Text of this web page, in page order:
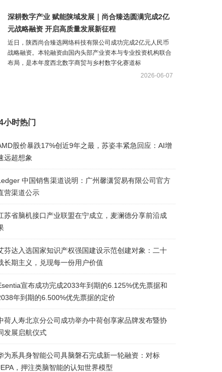
深耕数字产业 赋能陕域发展｜尚合臻选圆满完成2亿
元战略融资 开启高质量发展新征程
​近日，陕西尚合臻选网络科技有限公司成功完成2亿元人民币
战略融资。本轮融资由国内头部产业资本与专业投资机构联合
布局，是本年度西北数字商贸与乡村数字化赛道标
2026-06-07
小时热门
股价暴跌17%创近9年之最，苏姿丰紧急回应：AI增
远超想象
中国销售渠道说明：广州馨潇贸易有限公司官方
营渠道公示
苏省脑机接口产业联盟在宁成立，麦澜德分享前沿成
芬达入选国家知识产权强国建设示范创建对象：二十
长期主义，兑现每一份用户价值
宣布成功完成2033年到期的6.125%优先票据和
年到期的6.500%优先票据的定价
荷人寿北京分公司成功举办中荷创享家品牌发布暨协
发展启航仪式
为系具身智能公司具脑磐石完成新一轮融资：对标
，押注类脑智能的认知世界模型